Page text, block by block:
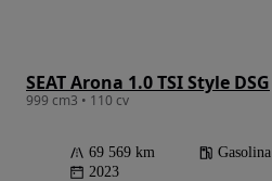
SEAT Arona 1.0 TSI Style DSG
999 cm3 • 110 cv
69 569 km Gasolina
2023